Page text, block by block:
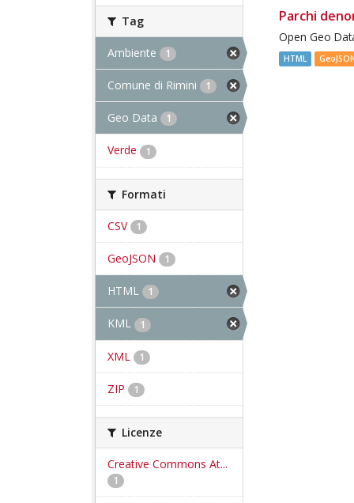
Tag
Ambiente 1
Comune di Rimini 1
Geo Data 1
Verde 1
Formati
CSV 1
GeoJSON 1
HTML 1
KML 1
XML 1
ZIP 1
Licenze
Creative Commons At...
1
Parchi
Open Geo
HTML